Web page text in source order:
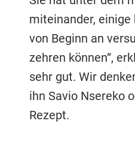
miteinander, einige
von Beginn an
zehren können“,
sehr gut. Wir
ihn Savio Nsereko
Rezept.